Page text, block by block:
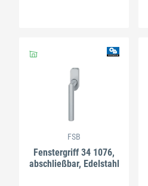
FSB
Fenstergriff 34 1076,
abschließbar, Edelstahl